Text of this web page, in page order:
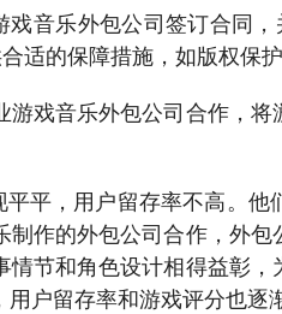
音乐外包公司签订合同
适的保障措施，如版权保护
戏音乐外包公司合作，
平，用户留存率不高。他
作的外包公司合作，外
节和角色设计相得益彰
户留存率和游戏评分也逐